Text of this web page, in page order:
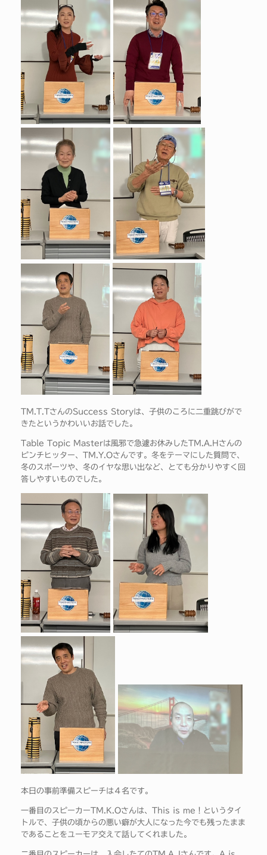
TM.T.TさんのSuccess Storyは、子供のころに二重跳びがで
きたというかわいいお話でした。
Table Topic Masterは風邪で急遽お休みしたTM.A.Hさんの
ピンチヒッター、TM.Y.Oさんです。冬をテーマにした質問で、
冬のスポーツや、冬のイヤな思い出など、とても分かりやすく回
答しやすいものでした。
本日の事前準備スピーチは４名です。
一番目のスピーカーTM.K.Oさんは、This is me！というタイ
トルで、子供の頃からの悪い癖が大人になった今でも残ったまま
であることをユーモア交えて話してくれました。